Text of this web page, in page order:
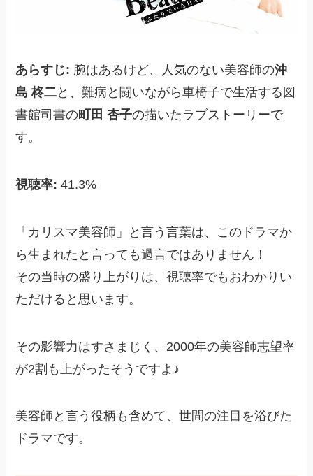
あらすじ: 腕はあるけど、人気のない美容師の沖
島 柊二と、難病と闘いながら車椅子で生活する図
書館司書の町田 杏子の描いたラブストーリーで
す。
視聴率: 41.3%
「カリスマ美容師」と言う言葉は、このドラマか
ら生まれたと言っても過言ではありません！
その当時の盛り上がりは、視聴率でもおわかりい
ただけると思います。
その影響力はすさまじく、2000年の美容師志望率
が2割も上がったそうですよ♪
美容師と言う役柄も含めて、世間の注目を浴びた
ドラマです。